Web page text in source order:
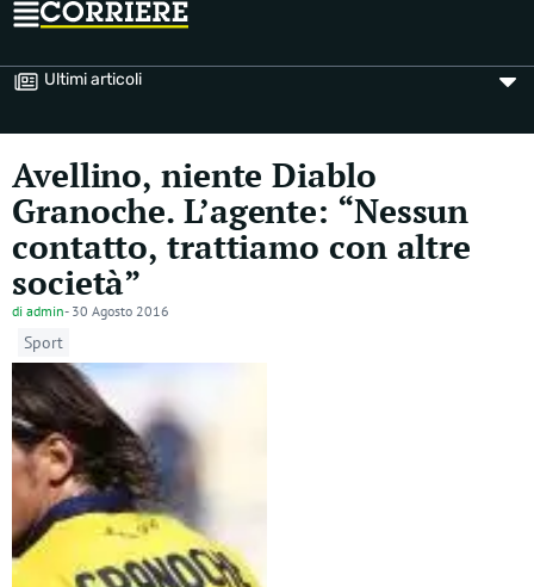
Ultimi articoli
Avellino, niente Diablo
Granoche. L’agente: “Nessun
contatto, trattiamo con altre
società”
di admin- 30 Agosto 2016
Sport